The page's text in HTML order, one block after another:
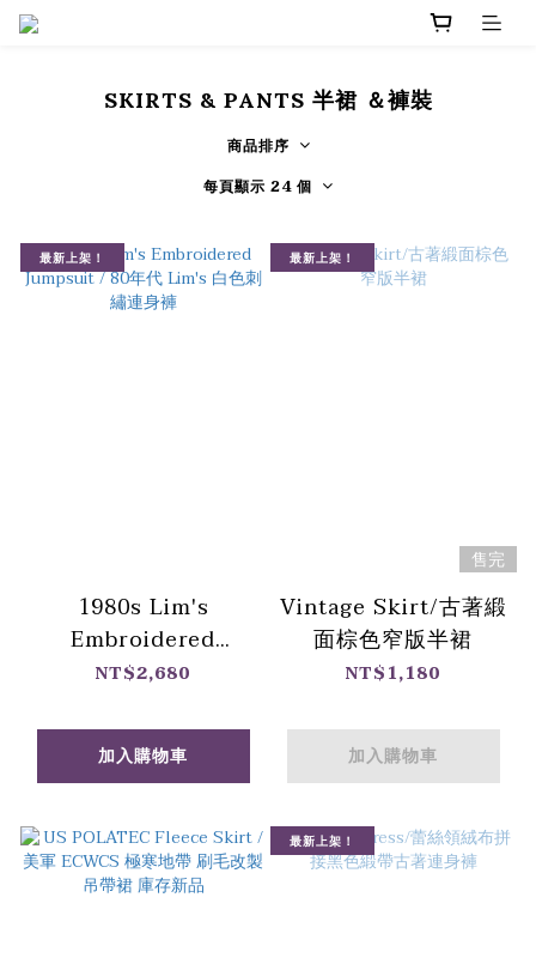
SKIRTS & PANTS 半裙 ＆褲裝
商品排序
每頁顯示 24 個
最新上架！
1980s Lim's
Embroidered
Jumpsuit / 80年代
NT$2,680
加入購物車
最新上架！
售完
Vintage Skirt/古著緞
面棕色窄版半裙
NT$1,180
加入購物車
最新上架！